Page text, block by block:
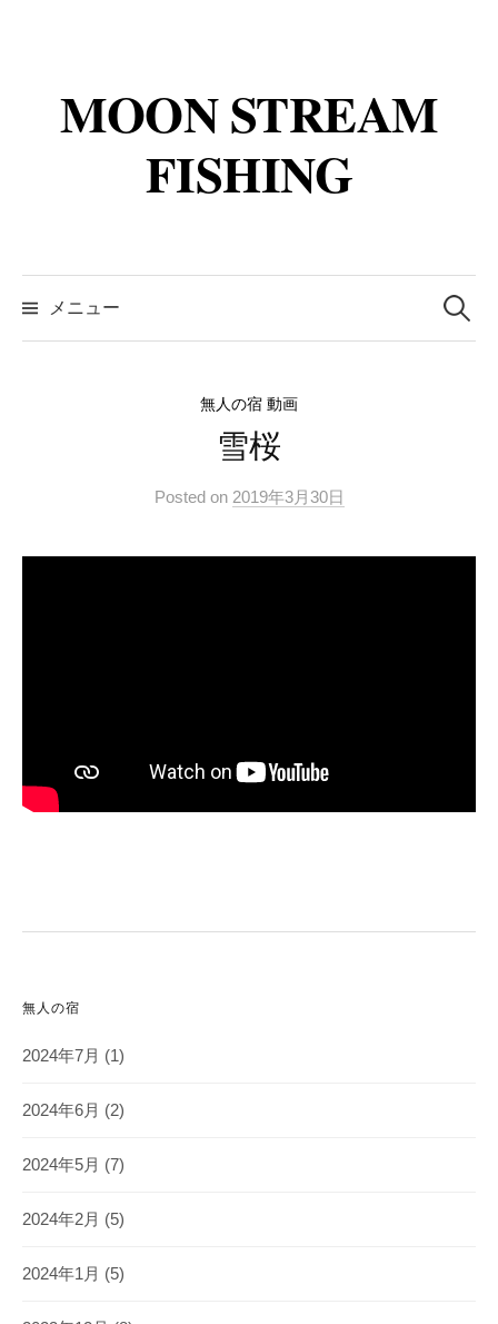
MOON STREAM
FISHING
メニュー
索:
無人の宿 動画
雪桜
Posted on 2019年3月30日
無人の宿
2024年7月 (1)
2024年6月 (2)
2024年5月 (7)
2024年2月 (5)
2024年1月 (5)